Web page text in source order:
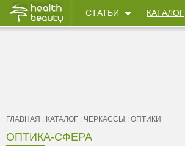
СТАТЬИ КАТАЛОГ
ГЛАВНАЯ : КАТАЛОГ : ЧЕРКАССЫ : ОПТИКИ
ОПТИКА-СФЕРА